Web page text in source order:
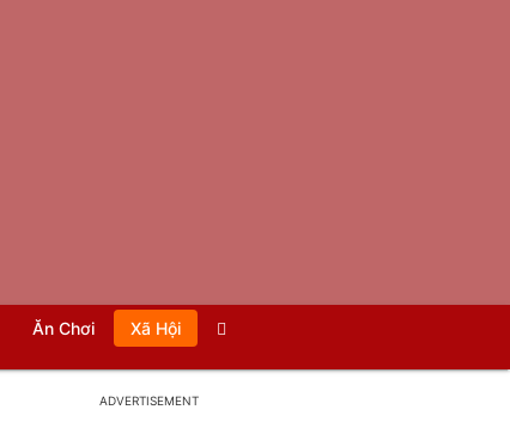
Ăn Chơi Xã Hội